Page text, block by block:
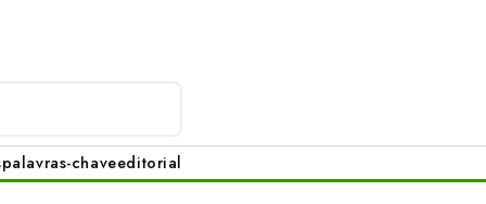
palavras-chaveeditorial